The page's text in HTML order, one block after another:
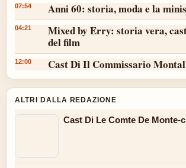
07:54 Anni 60: storia, moda e la
04:21
Mixed by Erry: storia vera,
del film
12:00 Cast Di Il Commissario
ALTRI DALLA REDAZIONE
Cast Di Le Comte De Monte-